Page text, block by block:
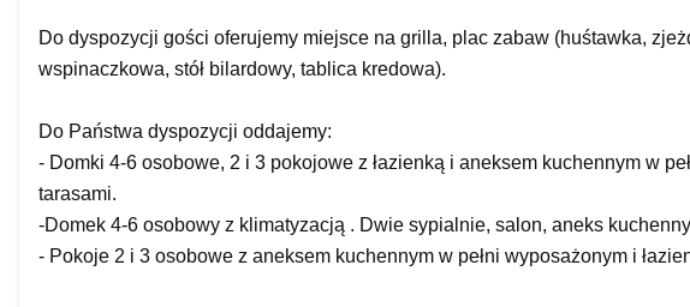
Do dyspozycji gości oferujemy miejsce na grilla, plac zabaw (huśtawka,
wspinaczkowa, stół bilardowy, tablica kredowa).
Do Państwa dyspozycji oddajemy:
- Domki 4-6 osobowe, 2 i 3 pokojowe z łazienką i aneksem kuchennym w
tarasami.
-Domek 4-6 osobowy z klimatyzacją . Dwie sypialnie, salon, aneks
- Pokoje 2 i 3 osobowe z aneksem kuchennym w pełni wyposażonym i